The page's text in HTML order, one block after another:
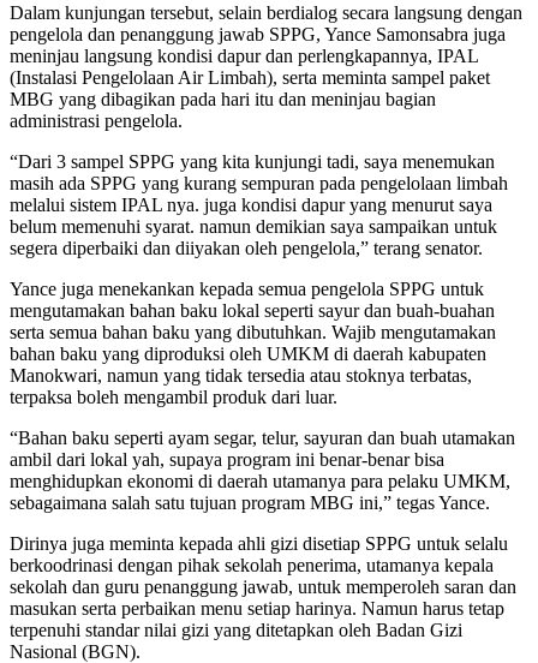
Dalam kunjungan tersebut, selain berdialog secara langsung dengan
pengelola dan penanggung jawab SPPG, Yance Samonsabra juga
meninjau langsung kondisi dapur dan perlengkapannya, IPAL
(Instalasi Pengelolaan Air Limbah), serta meminta sampel paket
MBG yang dibagikan pada hari itu dan meninjau bagian
administrasi pengelola.
“Dari 3 sampel SPPG yang kita kunjungi tadi, saya menemukan
masih ada SPPG yang kurang sempuran pada pengelolaan limbah
melalui sistem IPAL nya. juga kondisi dapur yang menurut saya
belum memenuhi syarat. namun demikian saya sampaikan untuk
segera diperbaiki dan diiyakan oleh pengelola,” terang senator.
Yance juga menekankan kepada semua pengelola SPPG untuk
mengutamakan bahan baku lokal seperti sayur dan buah-buahan
serta semua bahan baku yang dibutuhkan. Wajib mengutamakan
bahan baku yang diproduksi oleh UMKM di daerah kabupaten
Manokwari, namun yang tidak tersedia atau stoknya terbatas,
terpaksa boleh mengambil produk dari luar.
“Bahan baku seperti ayam segar, telur, sayuran dan buah utamakan
ambil dari lokal yah, supaya program ini benar-benar bisa
menghidupkan ekonomi di daerah utamanya para pelaku UMKM,
sebagaimana salah satu tujuan program MBG ini,” tegas Yance.
Dirinya juga meminta kepada ahli gizi disetiap SPPG untuk selalu
berkoodrinasi dengan pihak sekolah penerima, utamanya kepala
sekolah dan guru penanggung jawab, untuk memperoleh saran dan
masukan serta perbaikan menu setiap harinya. Namun harus tetap
terpenuhi standar nilai gizi yang ditetapkan oleh Badan Gizi
Nasional (BGN).